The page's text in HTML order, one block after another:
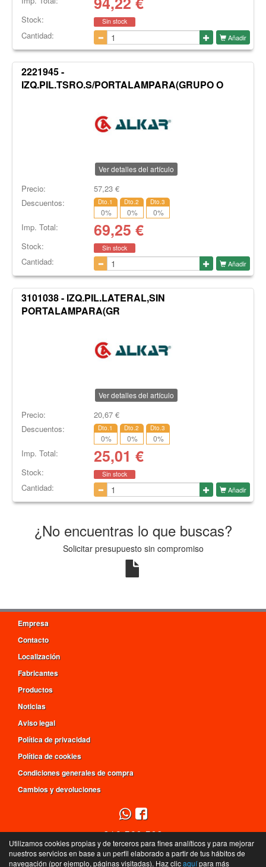
Stock: Sin stock
Cantidad: Añadir
2221945 -
IZQ.PIL.TSRO.S/PORTALAMPARA(GRUPO O
Ver detalles del artículo
Precio: 57,23€
Descuentos:
Dto.1
0%
Dto.2
0%
Dto.3
0%
Imp. Total: 69,25 €
Stock: Sin stock
Cantidad: Añadir
3101038 - IZQ.PIL.LATERAL,SIN
PORTALAMPARA(GR
Ver detalles del artículo
Precio: 20,67€
Descuentos:
Dto.1
0%
Dto.2
0%
Dto.3
0%
Imp. Total: 25,01 €
Stock: Sin stock
Cantidad: Añadir
¿No encuentras lo que buscas?
Solicitar presupuesto sin compromiso
Empresa
Contacto
Localización
Fabricantes
Productos
Noticias
Aviso legal
Política de privacidad
Política de cookies
Condiciones generales de compra
Cambios y devoluciones
916 560 509
L - V de 9h a 14h y de 16h a 20h, S de 9:30h a 14h
C/ Mar Tirreno, 4 - 28830 - San Fernando de Henares - Madrid - España
Utilizamos cookies propias y de terceros para fines analíticos y para mejorar
nuestros servicios en base a un perfil elaborado a partir de tus hábitos de
navegación (por ejemplo, páginas visitadas). Haz clicaquípara más